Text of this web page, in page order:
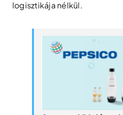
logisztikája nélkül.